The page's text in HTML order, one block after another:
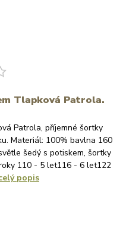
Tlapková Patrola.
Patrola, příjemné šortky
Materiál: 100% bavlna 160
šedý s potiskem, šortky
110 - 5 let116 - 6 let122
popis